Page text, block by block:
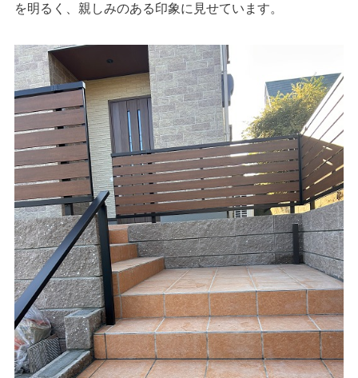
を明るく、親しみのある印象に見せています。